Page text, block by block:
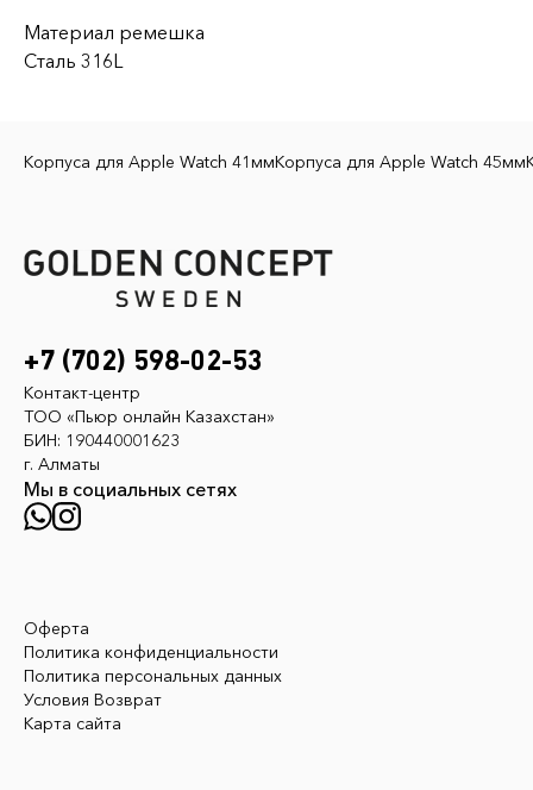
Материал ремешка
Сталь 316L
Корпуса для Apple Watch 41ммКорпуса для Apple Watch 45мм
Оферта
Политика конфиденциальности
Политика персональных данных
Условия Возврат
Карта сайта
Мы в социальных сетях
+7 (702) 598-02-53
Контакт-центр
ТОО «Пьюр онлайн Казахстан»
БИН: 190440001623
г. Алматы